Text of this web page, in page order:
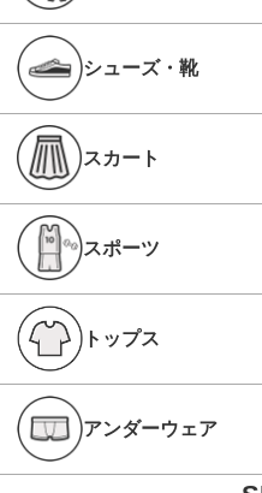
シューズ・靴
スカート
スポーツ
トップス
アンダーウェア